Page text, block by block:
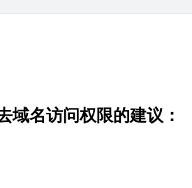
域名访问权限的建议：